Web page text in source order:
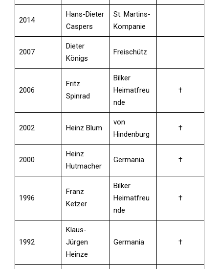
2014
Hans-Dieter
Caspers
St. Martins-
Kompanie
2007
Dieter
Königs
Freischütz
2006
Fritz
Spinrad
Bilker
Heimatfreu
nde
†
2002 Heinz Blum
von
Hindenburg
†
2000
Heinz
Hutmacher
Germania †
1996
Franz
Ketzer
Bilker
Heimatfreu
nde
†
1992
Klaus-
Jürgen
Heinze
Germania †